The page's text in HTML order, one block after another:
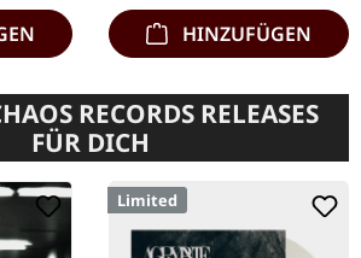
HINZUFÜGEN
RECORDS RELEASES
FÜR DICH
Limited